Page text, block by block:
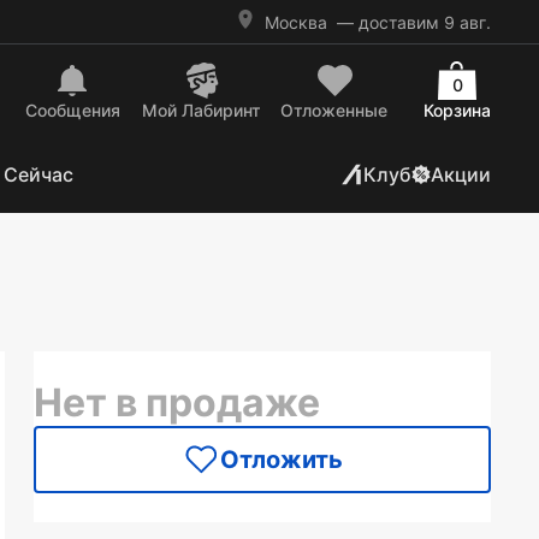
Москва — доставим 9 авг.
Сообщения Mой Лабиринт Отложенные Корзина
0
Клуб Акции
Нет в продаже
Отложить